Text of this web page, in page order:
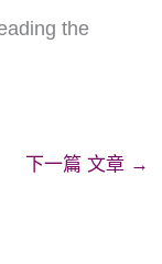
the
下一篇 文章 →